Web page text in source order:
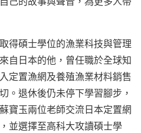
得碩士學位的漁業科技與管理
自日本的他，曾任職於全球知
定置漁網及養殖漁業材料銷售
。退休後仍未停下學習腳步，
寶玉兩位老師交流日本定置網
並選擇至高科大攻讀碩士學